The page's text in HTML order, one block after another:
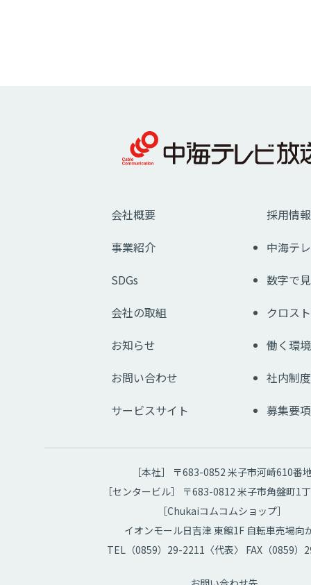
会社概要
事業紹介
SDGs
会社の取組
お知らせ
お問い合わせ
サービスサイト
採用情報
中海テ
数字で
クロス
働く環境
社内制度
募集要項
［本社］ 〒683-0852 米子市河崎610番
［センタービル］ 〒683-0812 米子市角盤町1
［Chukaiコムコムショップ］
イオンモール日吉津 東館1F 自転車売場向
TEL（0859）29-2211〈代表〉 FAX（0859）